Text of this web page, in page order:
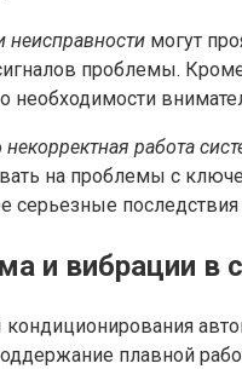
неисправности могут
проблемы.
необходимости
некорректная работа
на проблемы с
серьезные
и вибрации в
кондиционирования
плавной